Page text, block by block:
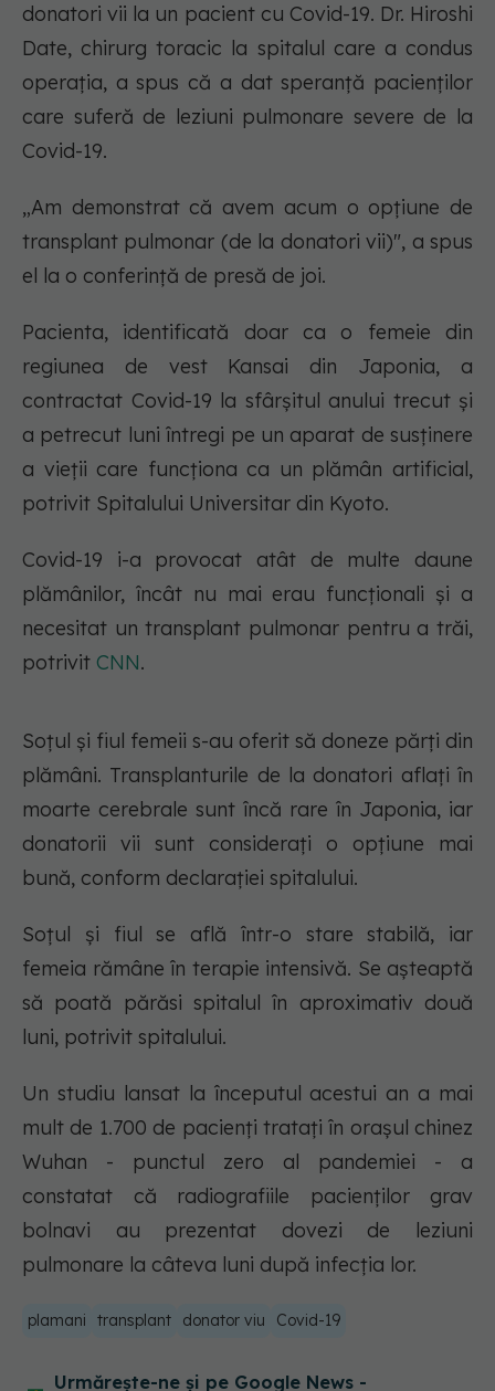
donatori vii la un pacient cu Covid-19. Dr. Hiroshi
Date, chirurg toracic la spitalul care a condus
operația, a spus că a dat speranță pacienților
care suferă de leziuni pulmonare severe de la
Covid-19.
„Am demonstrat că avem acum o opțiune de
transplant pulmonar (de la donatori vii)", a spus
el la o conferință de presă de joi.
Pacienta, identificată doar ca o femeie din
regiunea de vest Kansai din Japonia, a
contractat Covid-19 la sfârșitul anului trecut și
a petrecut luni întregi pe un aparat de susținere
a vieții care funcționa ca un plămân artificial,
potrivit Spitalului Universitar din Kyoto.
Covid-19 i-a provocat atât de multe daune
plămânilor, încât nu mai erau funcționali și a
necesitat un transplant pulmonar pentru a trăi,
potrivit CNN.
Soțul și fiul femeii s-au oferit să doneze părți din
plămâni. Transplanturile de la donatori aflați în
moarte cerebrale sunt încă rare în Japonia, iar
donatorii vii sunt considerați o opțiune mai
bună, conform declarației spitalului.
Soțul și fiul se află într-o stare stabilă, iar
femeia rămâne în terapie intensivă. Se așteaptă
să poată părăsi spitalul în aproximativ două
luni, potrivit spitalului.
Un studiu lansat la începutul acestui an a mai
mult de 1.700 de pacienți tratați în orașul chinez
Wuhan - punctul zero al pandemiei - a
constatat că radiografiile pacienților grav
bolnavi au prezentat dovezi de leziuni
pulmonare la câteva luni după infecția lor.
plamani transplant donator viu Covid-19
Urmărește-ne și pe Google News -